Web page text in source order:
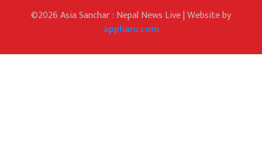
©2026 Asia Sanchar : Nepal News Live | Website by
appharu.com